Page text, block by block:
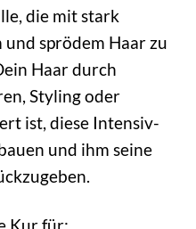
die mit stark
sprödem Haar zu
Haar durch
Styling oder
ist, diese Intensiv-
und ihm seine
Kur für: